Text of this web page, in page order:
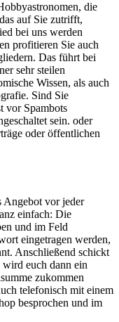
die
auf Sie zutrifft,
bei uns werden
profitieren Sie auch
Das führt bei
sehr steilen
Wissen, als auch
Sind Sie
vor Spambots
sein. oder
oder öffentlichen
Angebot vor jeder
einfach: Die
und im Feld
eingetragen werden,
Anschließend schickt
euch dann ein
zukommen
telefonisch mit einem
besprochen und im